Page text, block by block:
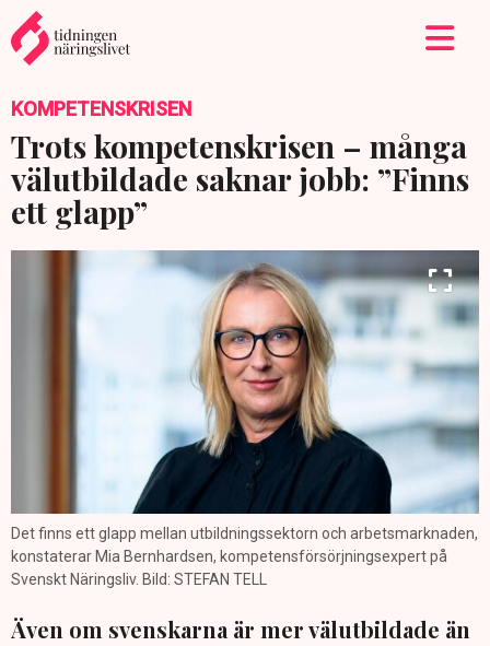
KOMPETENSKRISEN
Trots kompetenskrisen – många
välutbildade saknar jobb: ”Finns
ett glapp”
Det finns ett glapp mellan utbildningssektorn och arbetsmarknaden,
konstaterar Mia Bernhardsen, kompetensförsörjningsexpert på
Svenskt Näringsliv. Bild: STEFAN TELL
Även om svenskarna är mer välutbildade än